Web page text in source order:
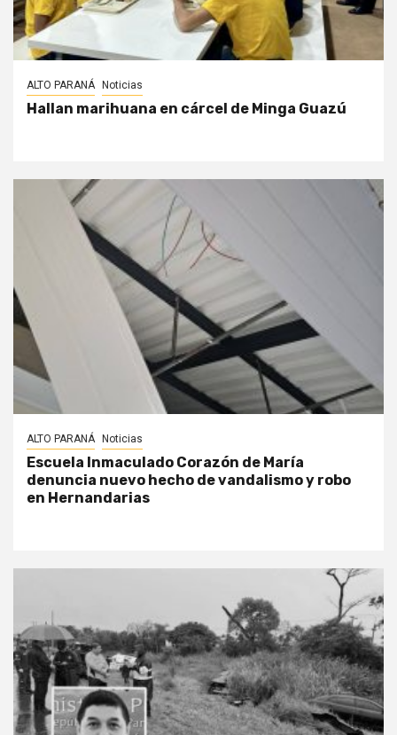
ALTO PARANÁ Noticias
Hallan marihuana en cárcel de Minga Guazú
ALTO PARANÁ Noticias
Escuela Inmaculado Corazón de María
denuncia nuevo hecho de vandalismo y robo
en Hernandarias